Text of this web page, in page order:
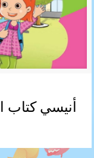
أنيسي كتاب